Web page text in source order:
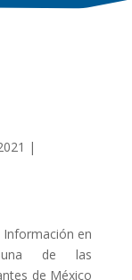
|
en
de las
de México